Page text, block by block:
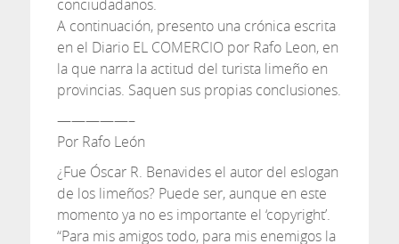
conciudadanos.
A continuación, presento una crónica escrita
en el Diario EL COMERCIO por Rafo Leon, en
la que narra la actitud del turista limeño en
provincias. Saquen sus propias conclusiones.
—————–
Por Rafo León
¿Fue Óscar R. Benavides el autor del eslogan
de los limeños? Puede ser, aunque en este
momento ya no es importante el ‘copyright’.
“Para mis amigos todo, para mis enemigos la